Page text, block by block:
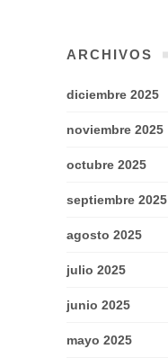
ARCHIVOS
diciembre 2025
noviembre 2025
octubre 2025
septiembre 2025
agosto 2025
julio 2025
junio 2025
mayo 2025